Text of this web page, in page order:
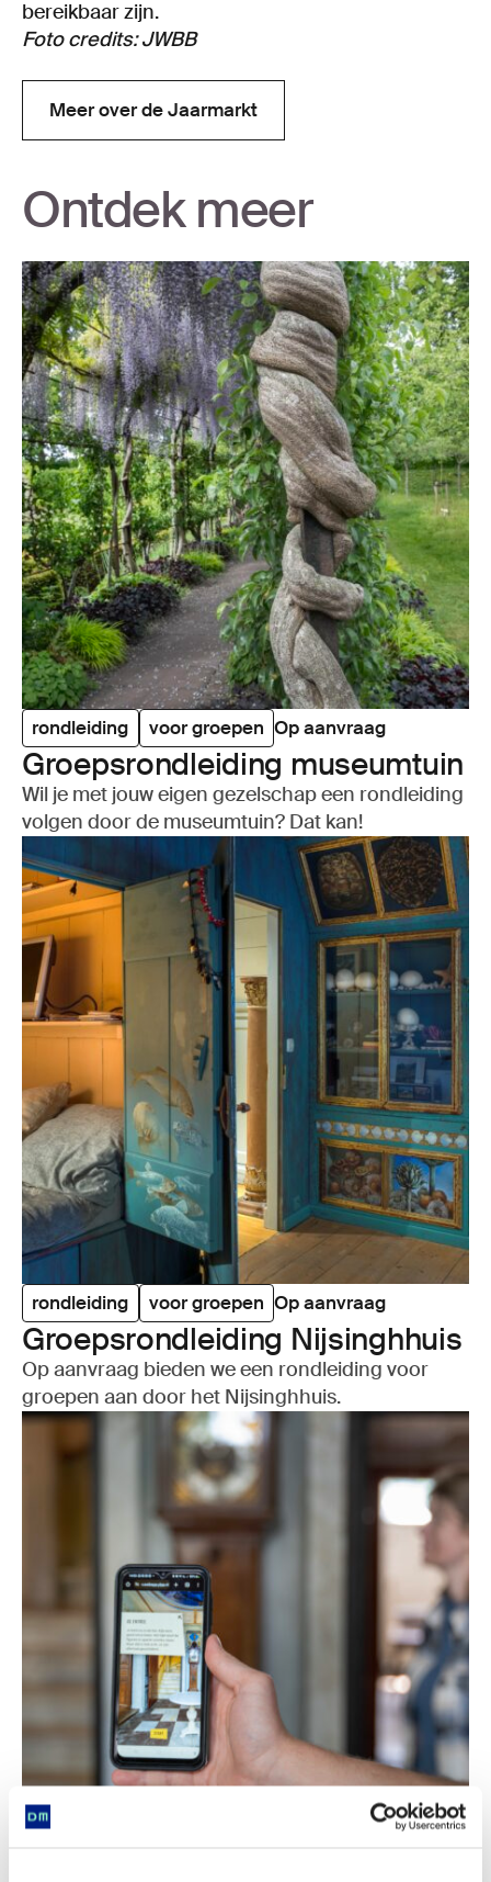
bereikbaar zijn.
Foto credits: JWBB
Meer over de Jaarmarkt
Meer over de Jaarmarkt
Ontdek meer
rondleiding voor groepen Op aanvraag
Groeps­rond­lei­ding muse­um­tuin
Wil je met jouw eigen gezelschap een rondleiding
volgen door de museumtuin? Dat kan!
rondleiding voor groepen Op aanvraag
Groeps­rond­lei­ding Nijs­ingh­huis
Op aanvraag bieden we een rondleiding voor
groepen aan door het Nijsinghhuis.